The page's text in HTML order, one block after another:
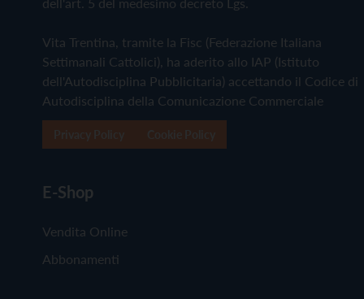
Vita Trentina, tramite la Fisc (Federazione Italiana
Settimanali Cattolici), ha aderito allo IAP (Istituto
dell'Autodisciplina Pubblicitaria) accettando il Codice di
Autodisciplina della Comunicazione Commerciale
E-Shop
Vendita Online
Abbonamenti